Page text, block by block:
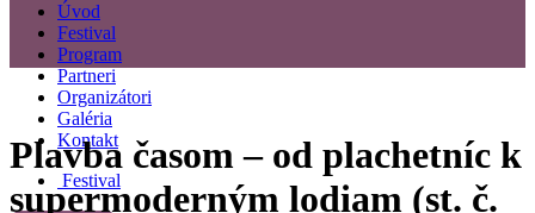
Úvod
Festival
Program
Partneri
Organizátori
Galéria
Kontakt
Festival
Plavba časom – od plachetníc k
supermoderným lodiam (st. č.